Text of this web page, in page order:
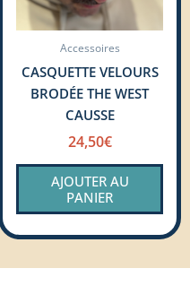
Accessoires
CASQUETTE VELOURS
BRODÉE THE WEST
CAUSSE
24,50€
AJOUTER AU
PANIER